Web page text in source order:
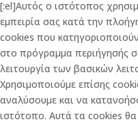
[:el]Αυτός ο ιστότοπος
εμπειρία σας κατά την
cookies που
στο πρόγραμμα περιήγησής
λειτουργία των βασικών
Χρησιμοποιούμε επίσης
αναλύσουμε και να
ιστότοπο. Αυτά τα cookies